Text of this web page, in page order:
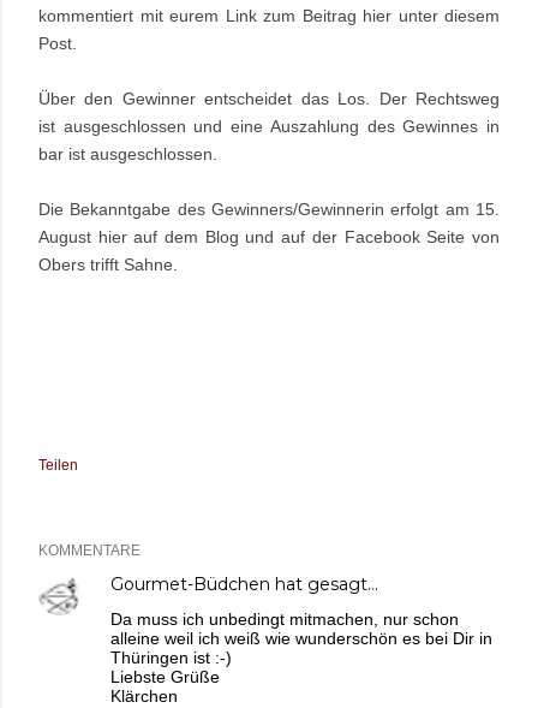
kommentiert mit eurem Link zum Beitrag hier unter diesem
Post.
Über den Gewinner entscheidet das Los. Der Rechtsweg
ist ausgeschlossen und eine Auszahlung des Gewinnes in
bar ist ausgeschlossen.
Die Bekanntgabe des Gewinners/Gewinnerin erfolgt am 15.
August hier auf dem Blog und auf der Facebook Seite von
Obers trifft Sahne.
Teilen
KOMMENTARE
Gourmet-Büdchen hat gesagt…
Da muss ich unbedingt mitmachen, nur schon
alleine weil ich weiß wie wunderschön es bei Dir in
Thüringen ist :-)
Liebste Grüße
Klärchen